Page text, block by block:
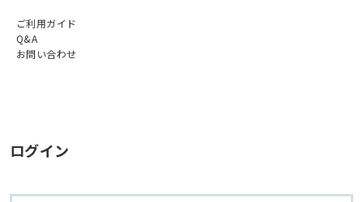
ご利用ガイド
Q&A
お問い合わせ
ログイン